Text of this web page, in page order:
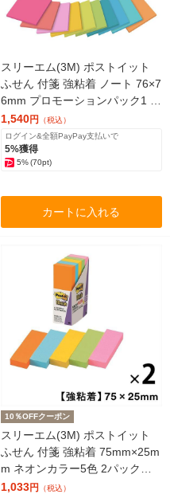
スリーエム(3M) ポストイット
ふせん 付箋 強粘着 ノート 76×7
6mm プロモーションパック1 1
箱（10冊入） 654SS-MC-HFBR
1,540円 （税込）
ログイン&全額PayPay支払いで
5%獲得
5% (70pt)
カートに入れる
10％OFFクーポン
スリーエム(3M) ポストイット
ふせん 付箋 強粘着 75mm×25m
m ネオンカラー5色 2パック（5
冊入×2） 500-5SSAN
1,033円
（税込）